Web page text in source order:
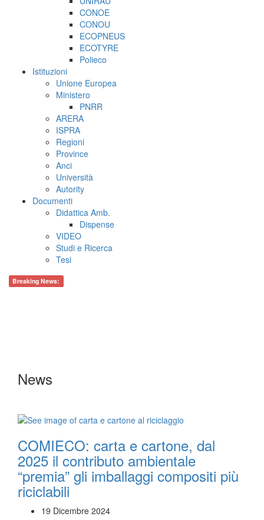
CONOE
CONOU
ECOPNEUS
ECOTYRE
Polieco
Istituzioni
Unione Europea
Ministero
PNRR
ARERA
ISPRA
Regioni
Province
Anci
Università
Autority
Documenti
Didattica Amb.
Dispense
VIDEO
Studi e Ricerca
Tesi
Breaking News:
News
COMIECO: carta e cartone, dal
2025 il contributo ambientale
“premia” gli imballaggi compositi più
riciclabili
19 Dicembre 2024